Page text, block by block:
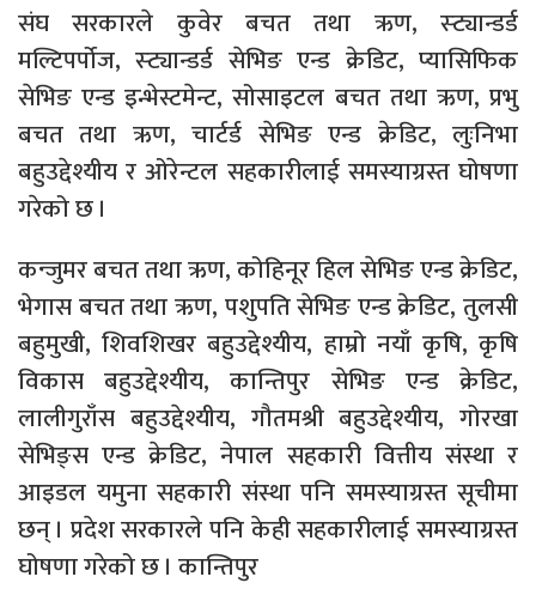
संघ सरकारले कुवेर बचत तथा ऋण, स्ट्यान्डर्ड
मल्टिपर्पोज, स्ट्यान्डर्ड सेभिङ एन्ड क्रेडिट, प्यासिफिक
सेभिङ एन्ड इन्भेस्टमेन्ट, सोसाइटल बचत तथा ऋण, प्रभु
बचत तथा ऋण, चार्टर्ड सेभिङ एन्ड क्रेडिट, लुःनिभा
बहुउद्देश्यीय र ओरेन्टल सहकारीलाई समस्याग्रस्त घोषणा
गरेको छ ।
कन्जुमर बचत तथा ऋण, कोहिनूर हिल सेभिङ एन्ड क्रेडिट,
भेगास बचत तथा ऋण, पशुपति सेभिङ एन्ड क्रेडिट, तुलसी
बहुमुखी, शिवशिखर बहुउद्देश्यीय, हाम्रो नयाँ कृषि, कृषि
विकास बहुउद्देश्यीय, कान्तिपुर सेभिङ एन्ड क्रेडिट,
लालीगुराँस बहुउद्देश्यीय, गौतमश्री बहुउद्देश्यीय, गोरखा
सेभिङ्स एन्ड क्रेडिट, नेपाल सहकारी वित्तीय संस्था र
आइडल यमुना सहकारी संस्था पनि समस्याग्रस्त सूचीमा
छन् । प्रदेश सरकारले पनि केही सहकारीलाई समस्याग्रस्त
घोषणा गरेको छ । कान्तिपुर